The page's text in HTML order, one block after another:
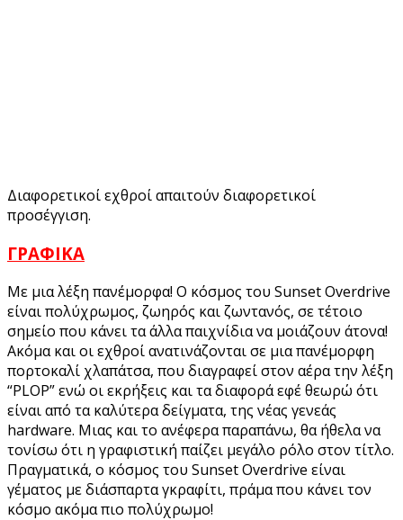
Διαφορετικοί εχθροί απαιτούν διαφορετικοί
προσέγγιση.
ΓΡΑΦΙΚΑ
Με μια λέξη πανέμορφα! Ο κόσμος του Sunset Overdrive
είναι πολύχρωμος, ζωηρός και ζωντανός, σε τέτοιο
σημείο που κάνει τα άλλα παιχνίδια να μοιάζουν άτονα!
Ακόμα και οι εχθροί ανατινάζονται σε μια πανέμορφη
πορτοκαλί χλαπάτσα, που διαγραφεί στον αέρα την λέξη
“PLOP” ενώ οι εκρήξεις και τα διαφορά εφέ θεωρώ ότι
είναι από τα καλύτερα δείγματα, της νέας γενεάς
hardware. Μιας και το ανέφερα παραπάνω, θα ήθελα να
τονίσω ότι η γραφιστική παίζει μεγάλο ρόλο στον τίτλο.
Πραγματικά, ο κόσμος του Sunset Overdrive είναι
γέματος με διάσπαρτα γκραφίτι, πράμα που κάνει τον
κόσμο ακόμα πιο πολύχρωμο!